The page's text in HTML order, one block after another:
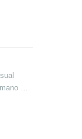
de